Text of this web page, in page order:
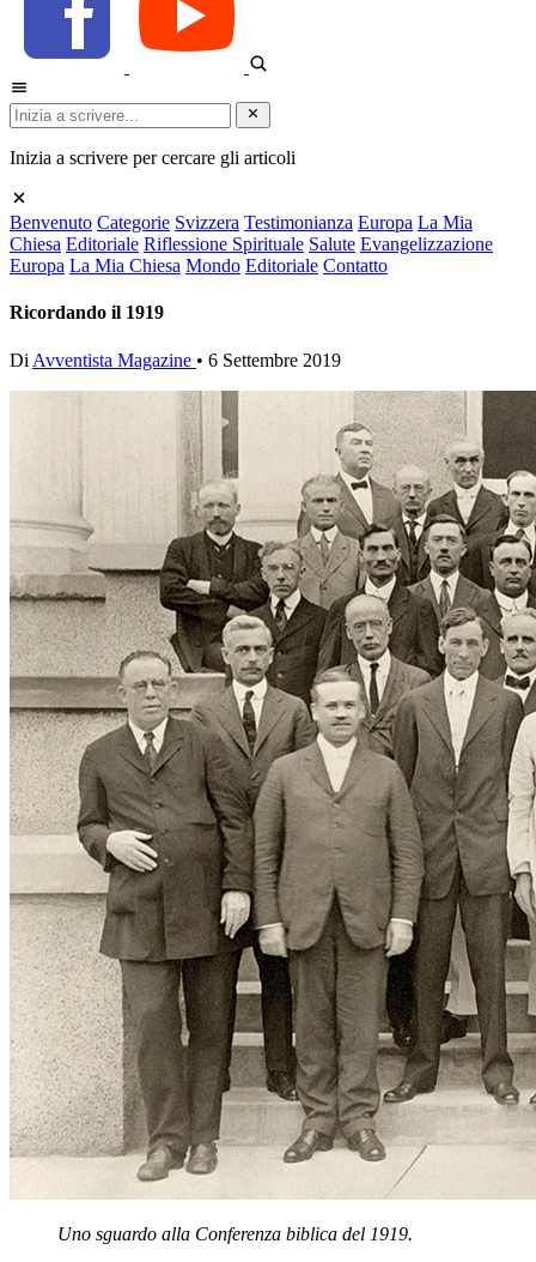
Inizia a scrivere per cercare gli articoli
Benvenuto Categorie Svizzera Testimonianza Europa La Mia
Chiesa Editoriale Riflessione Spirituale Salute Evangelizzazione
Europa La Mia Chiesa Mondo Editoriale Contatto
Ricordando il 1919
Di Avventista Magazine • 6 Settembre 2019
Uno sguardo alla Conferenza biblica del 1919.